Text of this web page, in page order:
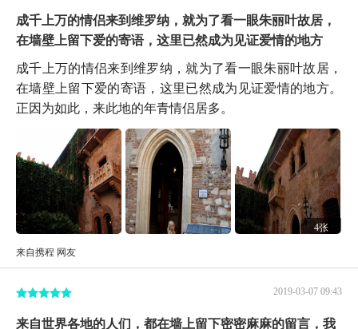
成千上万的情侣来到维罗纳，就为了看一眼朱丽叶故居，
在墙壁上留下爱的寄语，这里已然成为见证爱情的地方
成千上万的情侣来到维罗纳，就为了看一眼朱丽叶故居，
在墙壁上留下爱的寄语，这里已然成为见证爱情的地方。
正因为如此，来此地的年青情侣居多。
4张
来自携程 网友
2019-03-07 09:43
来自世界各地的人们，都在墙上留下密密麻麻的留言，我